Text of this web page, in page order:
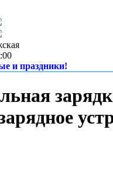
и праздники!